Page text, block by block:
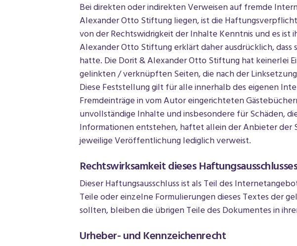
Bei direkten oder indirekten Verweisen auf fremde
Alexander Otto Stiftung liegen, ist die
von der Rechtswidrigkeit der Inhalte Kenntnis und es
Alexander Otto Stiftung erklärt daher ausdrücklich,
hatte. Die Dorit & Alexander Otto Stiftung hat keinerlei
gelinkten / verknüpften Seiten, die nach der
Diese Feststellung gilt für alle innerhalb des eigenen
Fremdeinträge in vom Autor eingerichteten
unvollständige Inhalte und insbesondere für Schäden,
Informationen entstehen, haftet allein der Anbieter der
jeweilige Veröffentlichung lediglich verweist.
Rechtswirksamkeit dieses
Dieser Haftungsausschluss ist als Teil des
Teile oder einzelne Formulierungen dieses Textes der
sollten, bleiben die übrigen Teile des Dokumentes in
Urheber- und Kennzeichenrecht